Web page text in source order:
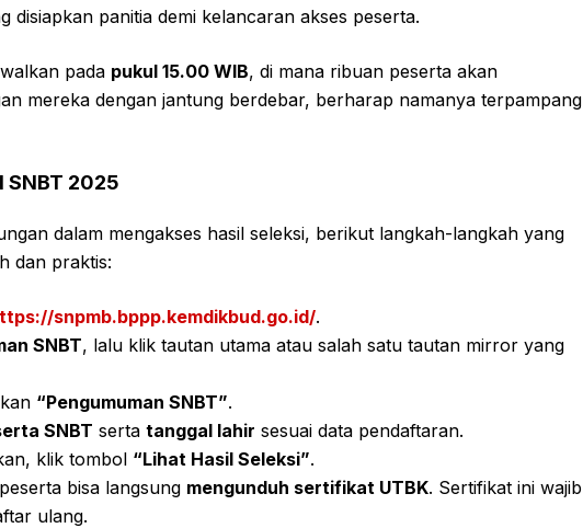
disiapkan panitia demi kelancaran akses peserta.
pada pukul 15.00 WIB, di mana ribuan peserta akan
mereka dengan jantung berdebar, berharap namanya terpampang
SNBT 2025
dalam mengakses hasil seleksi, berikut langkah-langkah yang
dan praktis:
snpmb.bppp.kemdikbud.go.id/.
SNBT, lalu klik tautan utama atau salah satu tautan mirror yang
“Pengumuman SNBT”.
SNBT serta tanggal lahir sesuai data pendaftaran.
klik tombol “Lihat Hasil Seleksi”.
bisa langsung mengunduh sertifikat UTBK. Sertifikat ini wajib
ulang.